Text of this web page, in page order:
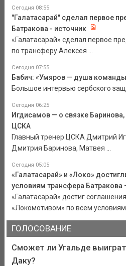
Сегодня 08:55
"Галатасарай" сделал первое
Батракова - источник
«Галатасарай» сделал первое
по трансферу Алексея ...
Сегодня 07:55
Бабич: «Умяров — душа
Большое интервью сербского
Сегодня 06:25
Игдисамов — о связке
ЦСКА
Главный тренер ЦСКА Дмитрий
Дмитрия Баринова, Матвея ...
Сегодня 05:05
«Галатасарай» и «Локо»
условиям трансфера Батракова
«Галатасарай» достиг
«Локомотивом» по всем условиям
ГОЛОСОВАНИЕ
Сможет ли Угальде
Даку?